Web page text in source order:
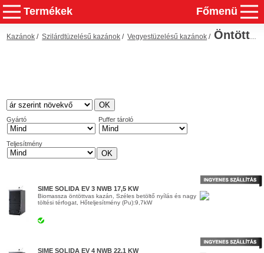
Termékek Főmenü
Kazánok /Szilárdtüzelésű kazánok /Vegyestüzelésű kazánok /Öntöttvas kazánok
Gyártó Puffer tároló
Teljesítmény
SIME SOLIDA EV 3 NWB 17,5 KW
Biomassza öntöttvas kazán, Széles betöltő nyílás és nagy
töltési térfogat, Hőteljesítmény (Pu):9,7kW
SIME SOLIDA EV 4 NWB 22,1 KW